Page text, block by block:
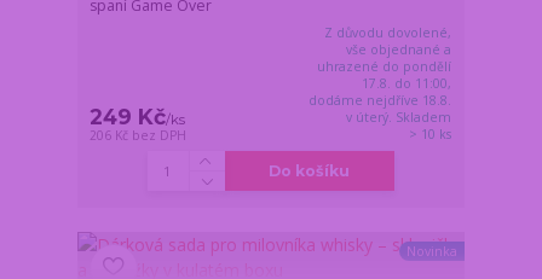
spaní Game Over
249 Kč/ks
206 Kč bez DPH
Z důvodu dovolené,
vše objednané a
uhrazené do pondělí
17.8. do 11:00,
dodáme nejdříve 18.8.
v úterý. Skladem
> 10 ks
Do košíku
Novinka